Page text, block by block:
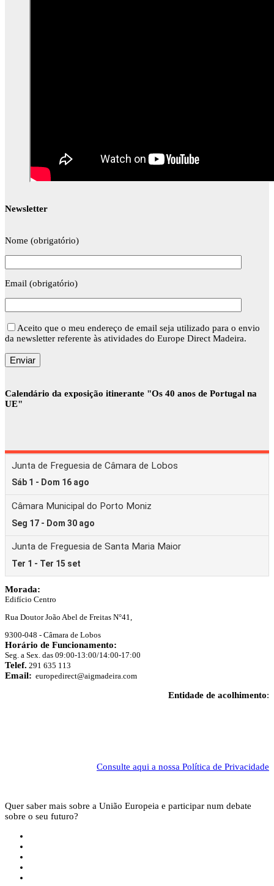
Newsletter
Nome (obrigatório)
Email (obrigatório)
Aceito que o meu endereço de email seja utilizado para o envio
da newsletter referente às atividades do Europe Direct Madeira.
Calendário da exposição itinerante "Os 40 anos de Portugal na
UE"
Morada:
Edifício Centro
Rua Doutor João Abel de Freitas N°41,
9300-048 - Câmara de Lobos
Horário de Funcionamento:
Seg. a Sex. das 09:00-13:00/14:00-17:00
Telef. 291 635 113
Email: europedirect@aigmadeira.com
Entidade de acolhimento:
Consulte aqui a nossa Política de Privacidade
Quer saber mais sobre a União Europeia e participar num debate
sobre o seu futuro?